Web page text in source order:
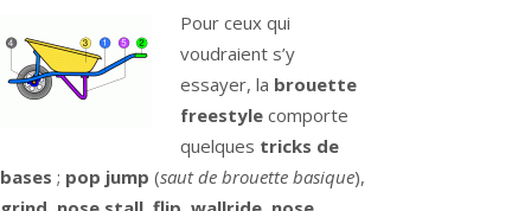
Pour ceux qui
voudraient s’y
essayer, la brouette
freestyle comporte
quelques tricks de
bases ; pop jump (saut de brouette basique),